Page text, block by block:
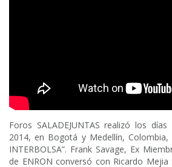
Foros SALADEJUNTAS realizó los
2014, en Bogotá y Medellín, Colombia,
INTERBOLSA”. Frank Savage, Ex
de ENRON conversó con Ricardo Mejia